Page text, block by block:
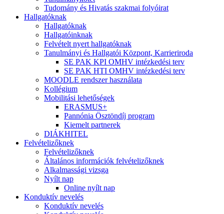
Tudomány és Hivatás szakmai folyóirat
Hallgatóknak
Hallgatóknak
Hallgatóinknak
Felvételt nyert hallgatóknak
Tanulmányi és Hallgatói Központ, Karrieriroda
SE PAK KPI OMHV intézkedési terv
SE PAK HTI OMHV intézkedési terv
MOODLE rendszer használata
Kollégium
Mobilitási lehetőségek
ERASMUS+
Pannónia Ösztöndíj program
Kiemelt partnerek
DIÁKHITEL
Felvételizőknek
Felvételizőknek
Általános információk felvételizőknek
Alkalmassági vizsga
Nyílt nap
Online nyílt nap
Konduktív nevelés
Konduktív nevelés